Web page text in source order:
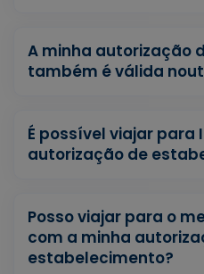
A minha autorização
também é válida
É possível viajar
autorização de
Posso viajar para o
com a minha
estabelecimento?